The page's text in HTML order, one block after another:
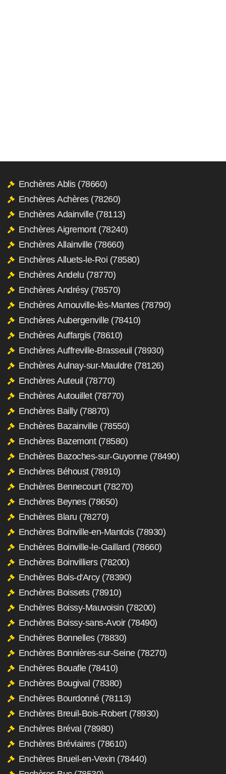
Enchères Ablis (78660)
Enchères Achères (78260)
Enchères Adainville (78113)
Enchères Aigremont (78240)
Enchères Allainville (78660)
Enchères Alluets-le-Roi (78580)
Enchères Andelu (78770)
Enchères Andrésy (78570)
Enchères Arnouville-lès-Mantes (78790)
Enchères Aubergenville (78410)
Enchères Auffargis (78610)
Enchères Auffreville-Brasseuil (78930)
Enchères Aulnay-sur-Mauldre (78126)
Enchères Auteuil (78770)
Enchères Autouillet (78770)
Enchères Bailly (78870)
Enchères Bazainville (78550)
Enchères Bazemont (78580)
Enchères Bazoches-sur-Guyonne (78490)
Enchères Béhoust (78910)
Enchères Bennecourt (78270)
Enchères Beynes (78650)
Enchères Blaru (78270)
Enchères Boinville-en-Mantois (78930)
Enchères Boinville-le-Gaillard (78660)
Enchères Boinvilliers (78200)
Enchères Bois-d'Arcy (78390)
Enchères Boissets (78910)
Enchères Boissy-Mauvoisin (78200)
Enchères Boissy-sans-Avoir (78490)
Enchères Bonnelles (78830)
Enchères Bonnières-sur-Seine (78270)
Enchères Bouafle (78410)
Enchères Bougival (78380)
Enchères Bourdonné (78113)
Enchères Breuil-Bois-Robert (78930)
Enchères Bréval (78980)
Enchères Bréviaires (78610)
Enchères Brueil-en-Vexin (78440)